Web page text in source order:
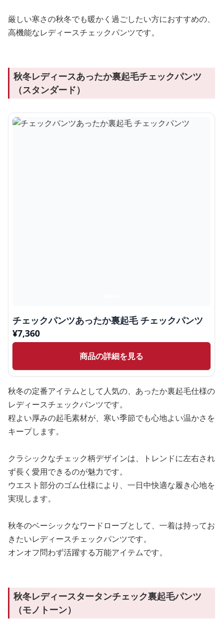
厳しい寒さの秋冬でも暖かく過ごしたい方におすすめの、
高機能なレディースチェックパンツです。
秋冬レディースあったか裏起毛チェックパンツ
（スタンダード）
チェックパンツあったか裏起毛 チェックパンツ
¥7,360
商品の詳細を見る
秋冬の定番アイテムとして人気の、あったか裏起毛仕様の
レディースチェックパンツです。
程よい厚みの起毛素材が、寒い季節でも心地よい温かさを
キープします。
クラシックなチェック柄デザインは、トレンドに左右され
ず長く愛用できるのが魅力です。
ウエスト部分のゴム仕様により、一日中快適な履き心地を
実現します。
秋冬のベーシックなワードローブとして、一着は持ってお
きたいレディースチェックパンツです。
オンオフ問わず活躍する万能アイテムです。
秋冬レディースタータンチェック裏起毛パンツ
（モノトーン）